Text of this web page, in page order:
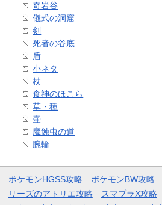
奇岩谷
儀式の洞窟
剣
死者の谷底
盾
小ネタ
杖
食神のほこら
草・種
壷
魔蝕虫の道
腕輪
ポケモンHGSS攻略 ポケモンBW攻略
リーズのアトリエ攻略
スマブラX攻略